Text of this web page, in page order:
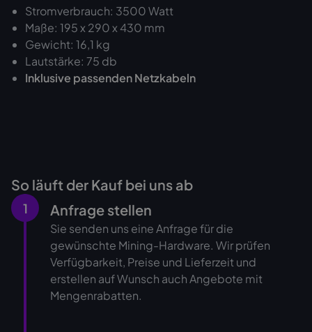
Stromverbrauch: 3500 Watt
Maße: 195 x 290 x 430 mm
Gewicht: 16,1 kg
Lautstärke: 75 db
‍Inklusive passenden Netzkabeln
So läuft der Kauf bei uns ab
1 Anfrage stellen
Sie senden uns eine Anfrage für die
gewünschte Mining-Hardware. Wir prüfen
Verfügbarkeit, Preise und Lieferzeit und
erstellen auf Wunsch auch Angebote mit
Mengenrabatten.